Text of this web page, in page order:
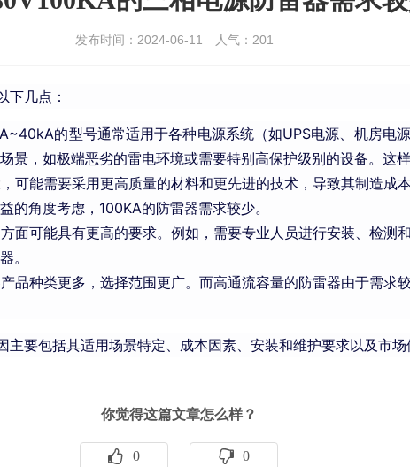
发布时间：2024-06-11 人气： 201
下几点：
的型号通常适用于各种电源系统（如UPS电源、机房电
，如极端恶劣的雷电环境或需要特别高保护级别的设备。这
可能需要采用更高质量的材料和更先进的技术，导致其制造成
的角度考虑，100KA的防雷器需求较少。
面可能具有更高的要求。例如，需要专业人员进行安装、检测
。
品种类更多，选择范围更广。而高通流容量的防雷器由于需求
要包括其适用场景特定、成本因素、安装和维护要求以及市场
你觉得这篇文章怎么样？
0 0